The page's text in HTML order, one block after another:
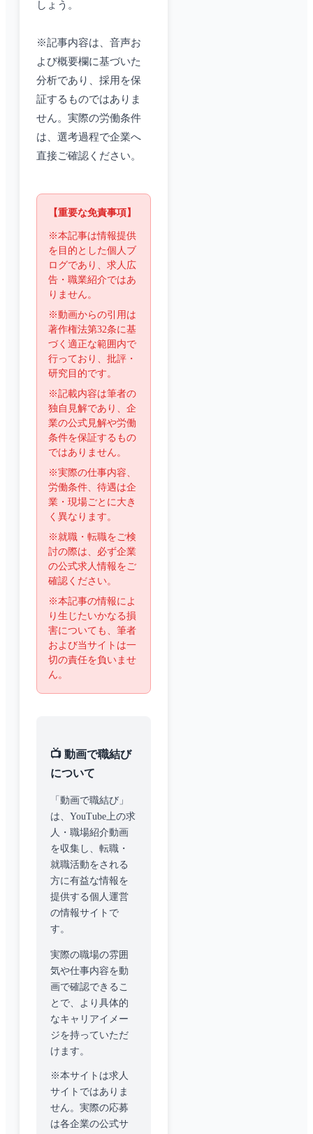
しょう。
※記事内容は、音声お
よび概要欄に基づいた
分析であり、採用を保
証するものではありま
せん。実際の労働条件
は、選考過程で企業へ
直接ご確認ください。
【重要な免責事項】
※本記事は情報提供
を目的とした個人ブ
ログであり、求人広
告・職業紹介ではあ
りません。
※動画からの引用は
著作権法第32条に基
づく適正な範囲内で
行っており、批評・
研究目的です。
※記載内容は筆者の
独自見解であり、企
業の公式見解や労働
条件を保証するもの
ではありません。
※実際の仕事内容、
労働条件、待遇は企
業・現場ごとに大き
く異なります。
※就職・転職をご検
討の際は、必ず企業
の公式求人情報をご
確認ください。
※本記事の情報によ
り生じたいかなる損
害についても、筆者
および当サイトは一
切の責任を負いませ
ん。
📺 動画で職結び
について
「動画で職結び」
は、YouTube上の求
人・職場紹介動画
を収集し、転職・
就職活動をされる
方に有益な情報を
提供する個人運営
の情報サイトで
す。
実際の職場の雰囲
気や仕事内容を動
画で確認できるこ
とで、より具体的
なキャリアイメー
ジを持っていただ
けます。
※本サイトは求人
サイトではありま
せん。実際の応募
は各企業の公式サ